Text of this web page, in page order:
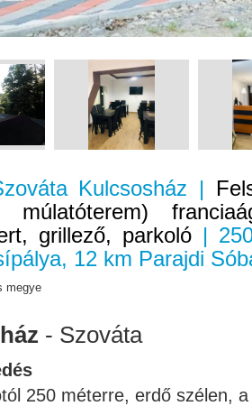
Kulcsosház |
múlatóterem)
grillező, parkoló |
12 km Parajdi
megye
- Szováta
250 méterre, erdő szélen,